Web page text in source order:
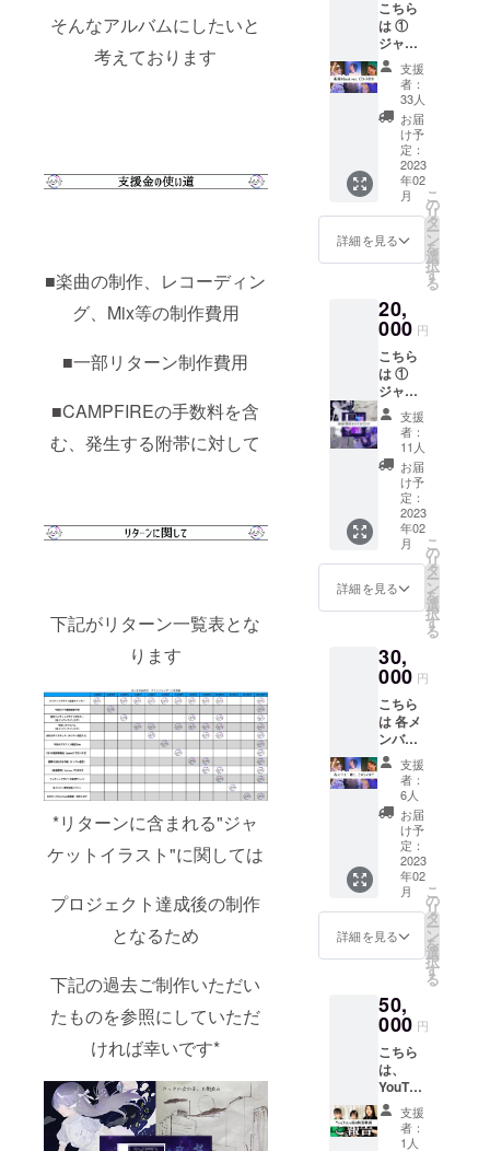
そんなアルバムにしたいと
考えております
■楽曲の制作、レコーディン
グ、Mix等の制作費用
■一部リターン制作費用
■CAMPFIREの手数料を含
む、発生する附帯に対して
下記がリターン一覧表とな
ります
*リターンに含まれる"ジャ
ケットイラスト"に関しては
プロジェクト達成後の制作
となるため
下記の過去ご制作いただい
たものを参照にしていただ
ければ幸いです*
ケット
デザイ
ンス
テッ
カー1枚
がつき
ます *全
メン
バーよ
り、サ
インを
入れさ
ただき
ます *
前後を
予定し
ており
ます *撮
影時期
によ
り、季
節感は
ほぼあ
りませ
環境に
よる環
境や状
況によ
り問題
が発生
した場
合、振
替など
は行い
ません *
ただし
こちら
での問
は、そ
の限り
ざいま
せん
（全メ
ンバー
サイン
入り）
④直筆
のお礼
のお手
紙（指
定メン
バー1
人）
が、各1
つずつ
含んだ
考欄に
お名前
やSNS
のアカ
ウント
名を"必
ず"ご記
載くだ
さい *ご
希望の
内容な
どがあ
れば、
添えて
いただ
ければ
幸いで
こちら
は ①
ジャ
ケット
デザイ
ンス
テッ
カー ②
完成し
たアル
バム
（全メ
ンバー
サイン
入り）
③お礼
スチェ
キ/1枚
④直筆
のお礼
のお手
紙 ⑤新
曲のInst
ver.CD-
R が含
まれて
おりま
す が各
1つずつ
含まれ
ており
ます
支援
者：
33人
お届
け予
定：
2023
年02
月
詳細を見る
こ
の
リ
タ
ー
ン
を
選
択
す
る
20,
000 円
こちら
は ①
ジャ
ケット
デザイ
ンス
テッ
カー ②
記念ポ
スター
（全員
のサイ
ン入
り） ③
完成し
た全メ
からの
サイン
入りCD
④お礼
ボイス
チェキ
（指定
メン
バー）
⑤新曲
のInst
ver.CD-
R ⑥ア
ルバム
ジャ
ケット
デザイ
念Tシャ
1つずつ
含まれ
ていま
す 6のT
シャツ
は ・カ
ラー
「ホワ
イトの
支援
者：
11人
お届
け予
定：
2023
年02
月
詳細を見る
こ
の
リ
タ
ー
ン
を
選
択
す
る
30,
000 円
こちら
は 各メ
ンバー
に合わ
せた、
オリジ
ナルの
企画と
なりま
す その
ためメ
ンバー
を一人
指定し
ていた
だき、
参加す
る形と
なりま
す 企画
の内容
は、下
記のよ
うにな
ります
支援
者：
6人
お届
け予
定：
2023
年02
月
詳細を見る
こ
の
リ
タ
ー
ン
を
選
択
す
る
50,
000 円
こちら
は、
YouTub
e風編集
を行
なった
支援
者：
1人